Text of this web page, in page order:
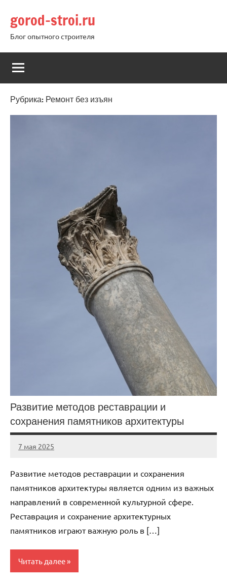
содержимому
gorod-stroi.ru
Блог опытного строителя
Рубрика: Ремонт без изъян
Развитие методов реставрации и
сохранения памятников архитектуры
7 мая 2025
gorod_stroi_
Нет
Развитие методов реставрации и сохранения
памятников архитектуры является одним из важных
направлений в современной культурной сфере.
Реставрация и сохранение архитектурных
памятников играют важную роль в […]
Читать далее